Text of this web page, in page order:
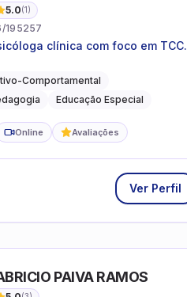
5.0(1)
195257
clínica com foco em TCC,
do
Comportamental
Educação Especial
Online Avaliações
Ver Perfil
PAIVA RAMOS